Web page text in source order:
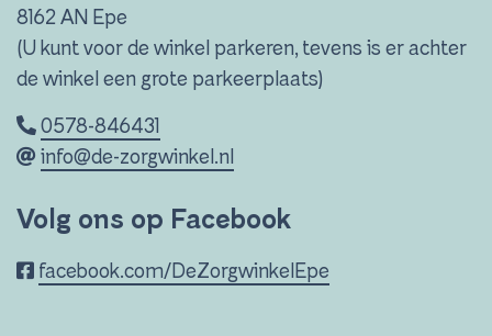
8162 AN Epe
(U kunt voor de winkel parkeren, tevens is er achter
de winkel een grote parkeerplaats)
0578-846431
info@de-zorgwinkel.nl
Volg ons op Facebook
facebook.com/DeZorgwinkelEpe